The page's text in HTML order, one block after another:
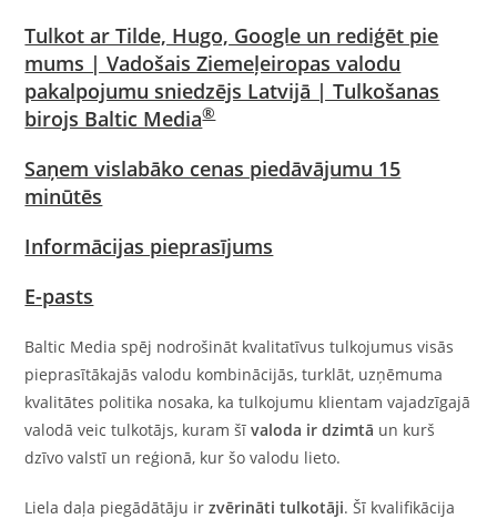
Tulkot ar Tilde, Hugo, Google un rediģēt pie
mums | Vadošais Ziemeļeiropas valodu
pakalpojumu sniedzējs Latvijā | Tulkošanas
birojs Baltic Media®
Saņem vislabāko cenas piedāvājumu 15
minūtēs
Informācijas pieprasījums
E-pasts
Baltic Media spēj nodrošināt kvalitatīvus tulkojumus visās
pieprasītākajās valodu kombinācijās, turklāt, uzņēmuma
kvalitātes politika nosaka, ka tulkojumu klientam vajadzīgajā
valodā veic tulkotājs, kuram šīvaloda ir dzimtā un kurš
dzīvo valstī un reģionā, kur šo valodu lieto.
Liela daļa piegādātāju irzvērināti tulkotāji. Šī kvalifikācija